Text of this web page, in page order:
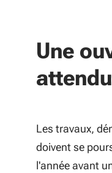
Une
Les travaux,
doivent se
l'année avant